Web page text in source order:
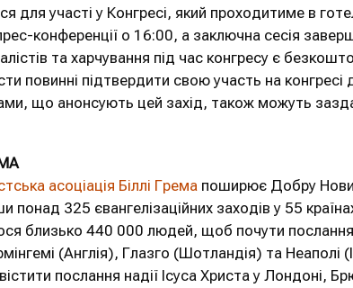
для участі у Конгресі, який проходитиме в
конференції о 16:00, а заключна сесія
та харчування під час конгресу є
повинні підтвердити свою участь на конгресі
що анонсують цей захід, також можуть
асоціація Біллі Грема поширює Добру
понад 325 євангелізаційних заходів у 55
близько 440 000 людей, щоб почути
(Англія), Глазго (Шотландія) та Неаполі
послання надії Ісуса Христа у Лондоні,